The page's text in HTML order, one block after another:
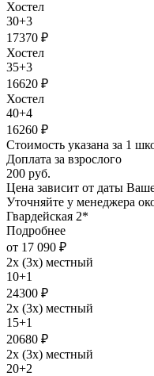
Хостел
30+3
17370 ₽
Хостел
35+3
16620 ₽
Хостел
40+4
16260 ₽
Стоимость указана за 1
Доплата за взрослого
200 руб.
Цена зависит от даты
Уточняйте у менеджера
Гвардейская 2*
Подробнее
от 17 090 ₽
2х (3х) местный
10+1
24300 ₽
2х (3х) местный
15+1
20680 ₽
2х (3х) местный
20+2